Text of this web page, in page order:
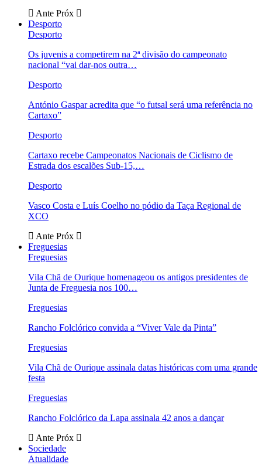
Ante Próx
Desporto
Desporto
Os juvenis a competirem na 2ª divisão do campeonato
nacional “vai dar-nos outra…
Desporto
António Gaspar acredita que “o futsal será uma referência no
Cartaxo”
Desporto
Cartaxo recebe Campeonatos Nacionais de Ciclismo de
Estrada dos escalões Sub-15,…
Desporto
Vasco Costa e Luís Coelho no pódio da Taça Regional de
XCO
Ante Próx
Freguesias
Freguesias
Vila Chã de Ourique homenageou os antigos presidentes de
Junta de Freguesia nos 100…
Freguesias
Rancho Folclórico convida a “Viver Vale da Pinta”
Freguesias
Vila Chã de Ourique assinala datas históricas com uma grande
festa
Freguesias
Rancho Folclórico da Lapa assinala 42 anos a dançar
Ante Próx
Sociedade
Atualidade